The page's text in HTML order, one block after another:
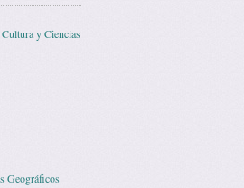
y Ciencias
Geográficos